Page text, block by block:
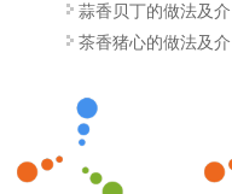
蒜香贝丁的做法及介
茶香猪心的做法及介